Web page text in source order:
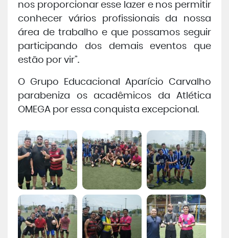
nos proporcionar esse lazer e nos permitir
conhecer vários profissionais da nossa
área de trabalho e que possamos seguir
participando dos demais eventos que
estão por vir”.
O Grupo Educacional Aparício Carvalho
parabeniza os acadêmicos da Atlética
OMEGA por essa conquista excepcional.